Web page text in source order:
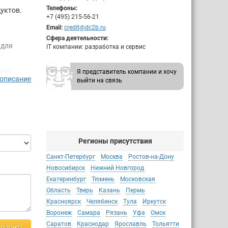
Телефоны:
+7 (495) 215-56-21
Email: credit@dc2b.ru
Сфера деятельности:
IT компании: разработка и сервис
Я представитель компании и хочу
выйти на связь
Регионы присутствия
Санкт-Петербург Москва
Ростов-на-Дону
Новосибирск
Нижний Новгород
Екатеринбург
Тюмень
Московская
Область
Тверь Казань
Пермь
Красноярск
Челябинск Тула
Иркутск
Воронеж
Самара Рязань Уфа
Омск
Саратов
Краснодар Ярославль
Тольятти
в